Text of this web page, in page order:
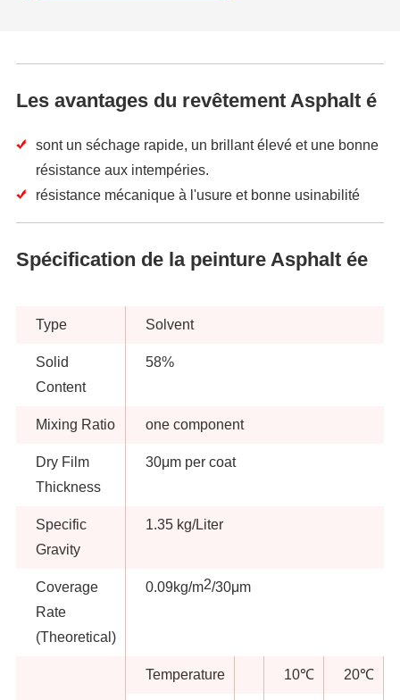
Les avantages du revêtement Asphalt é
sont un séchage rapide, un brillant élevé et une bonne
résistance aux intempéries.
résistance mécanique à l'usure et bonne usinabilité
Spécification de la peinture Asphalt ée
Type Solvent
Solid
Content
58%
Mixing Ratio one component
Dry Film
Thickness
30μm per coat
Specific
Gravity
1.35 kg/Liter
Coverage
Rate
(Theoretical)
0.09kg/m2/30μm
Temperature 10℃ 20℃